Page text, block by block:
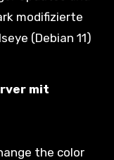
modifizierte
(Debian 11)
mit
the color